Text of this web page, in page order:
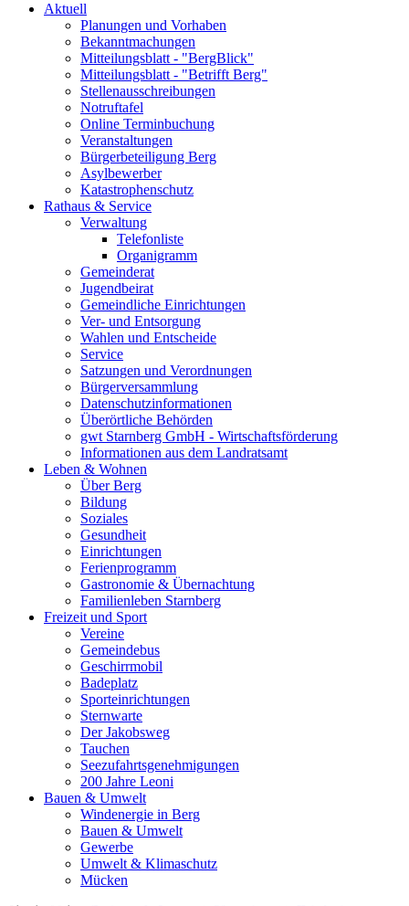
Aktuell
Planungen und Vorhaben
Bekanntmachungen
Mitteilungsblatt - "BergBlick"
Mitteilungsblatt - "Betrifft Berg"
Stellenausschreibungen
Notruftafel
Online Terminbuchung
Veranstaltungen
Bürgerbeteiligung Berg
Asylbewerber
Katastrophenschutz
Rathaus & Service
Verwaltung
Telefonliste
Organigramm
Gemeinderat
Jugendbeirat
Gemeindliche Einrichtungen
Ver- und Entsorgung
Wahlen und Entscheide
Service
Satzungen und Verordnungen
Bürgerversammlung
Datenschutzinformationen
Überörtliche Behörden
gwt Starnberg GmbH - Wirtschaftsförderung
Informationen aus dem Landratsamt
Leben & Wohnen
Über Berg
Bildung
Soziales
Gesundheit
Einrichtungen
Ferienprogramm
Gastronomie & Übernachtung
Familienleben Starnberg
Freizeit und Sport
Vereine
Gemeindebus
Geschirrmobil
Badeplatz
Sporteinrichtungen
Sternwarte
Der Jakobsweg
Tauchen
Seezufahrtsgenehmigungen
200 Jahre Leoni
Bauen & Umwelt
Windenergie in Berg
Bauen & Umwelt
Gewerbe
Umwelt & Klimaschutz
Mücken